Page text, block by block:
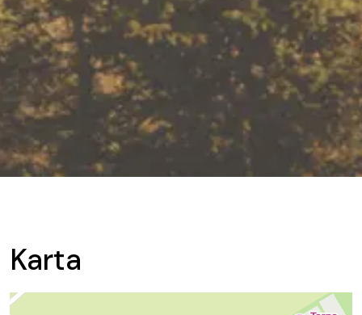
Karta